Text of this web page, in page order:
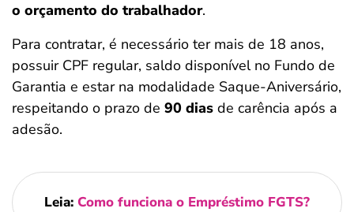
o orçamento do trabalhador.
Para contratar, é necessário ter mais de 18 anos,
possuir CPF regular, saldo disponível no Fundo de
Garantia e estar na modalidade Saque-Aniversário,
respeitando o prazo de 90 dias de carência após a
adesão.
Leia: Como funciona o Empréstimo FGTS?